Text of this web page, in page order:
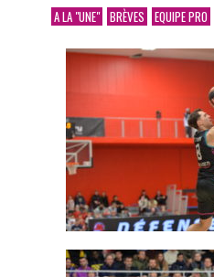
A LA "UNE" BRÈVES EQUIPE PRO